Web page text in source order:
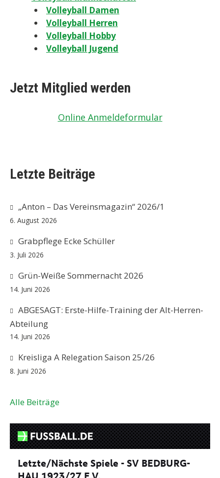
Volleyball Damen
Volleyball Herren
Volleyball Hobby
Volleyball Jugend
Jetzt Mitglied werden
Online Anmeldeformular
Letzte Beiträge
„Anton – Das Vereinsmagazin“ 2026/1
6. August 2026
Grabpflege Ecke Schüller
3. Juli 2026
Grün-Weiße Sommernacht 2026
14. Juni 2026
ABGESAGT: Erste-Hilfe-Training der Alt-Herren-
Abteilung
14. Juni 2026
Kreisliga A Relegation Saison 25/26
8. Juni 2026
Alle Beiträge